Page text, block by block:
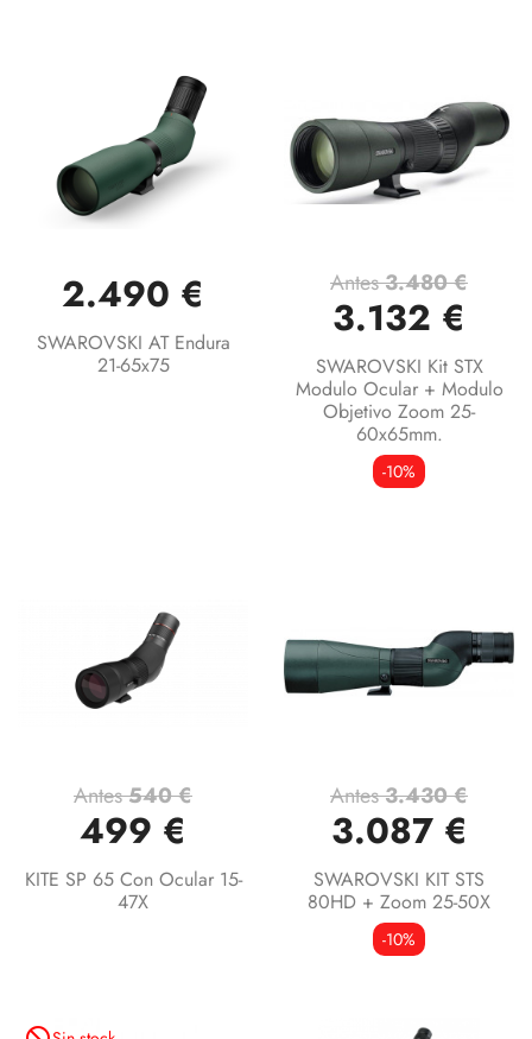
2.490 €
SWAROVSKI AT Endura
21-65x75
Antes3.480 €
3.132 €
SWAROVSKI Kit STX
Modulo Ocular + Modulo
Objetivo Zoom 25-
60x65mm.
-10%
Antes540 €
499 €
KITE SP 65 Con Ocular 15-
47X
Antes3.430 €
3.087 €
SWAROVSKI KIT STS
80HD + Zoom 25-50X
-10%